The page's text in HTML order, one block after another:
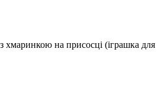
хмаринкою на присосці (іграшка для